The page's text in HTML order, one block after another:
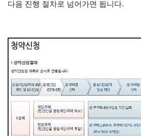
다음 진행 절차로 넘어가면 됩니다.